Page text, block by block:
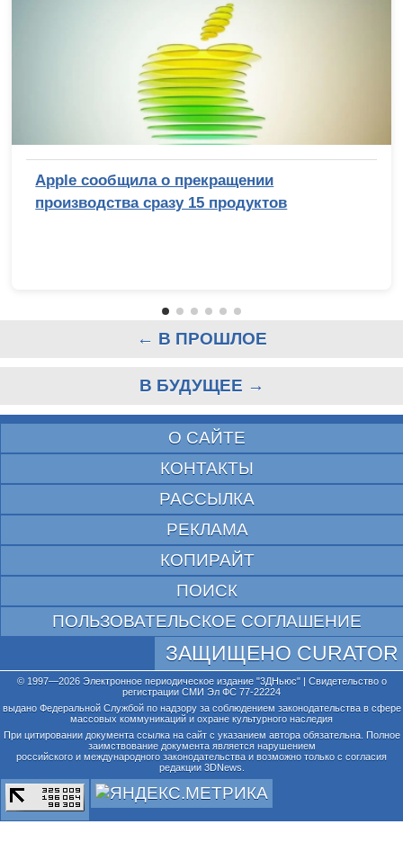
Apple сообщила о прекращении
производства сразу 15 продуктов
← В ПРОШЛОЕ
В БУДУЩЕЕ →
О САЙТЕ
КОНТАКТЫ
РАССЫЛКА
РЕКЛАМА
КОПИРАЙТ
ПОИСК
ПОЛЬЗОВАТЕЛЬСКОЕ СОГЛАШЕНИЕ
ЗАЩИЩЕНО CURATOR
© 1997—2026 Электронное периодическое издание "3ДНьюс" | Свидетельство о
регистрации СМИ Эл ФС 77-22224
выдано Федеральной Службой по надзору за соблюдением законодательства в сфере
массовых коммуникаций и охране культурного наследия
При цитировании документа ссылка на сайт с указанием автора обязательна. Полное
заимствование документа является нарушением
российского и международного законодательства и возможно только с согласия
редакции 3DNews.